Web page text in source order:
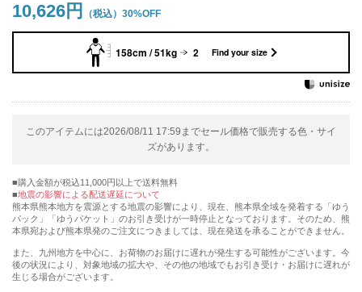
10,626円 30%OFF
158cm / 51kg 2 Find your size
このアイテムには2026/08/11 17:59までセール価格で販売する色・サイ
ズがあります。
購入金額が税込11,000円以上で送料無料
地震の影響による配送遅延について
熊本県熊本地方を震源とする地震の影響により、現在、熊本県全域を発着する「ゆう
パック」「ゆうパケット」のお引き受けが一時停止となっております。そのため、熊
本県宛および熊本県発のご注文につきましては、現在発送を承ることができません。
また、九州地方を中心に、お荷物のお届けに遅れが発生する可能性がございます。今
後の状況により、対象地域の拡大や、その他の地域でもお引き受け・お届けに遅れが
生じる場合がございます。